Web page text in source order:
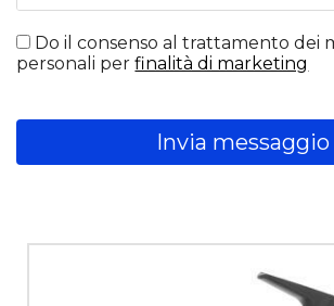
Do il consenso al trattamento dei
personali perfinalità di marketing
Invia messaggio